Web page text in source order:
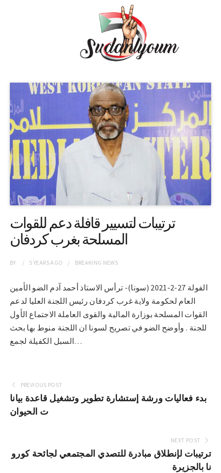
ترتيبات لتسيير قافلة دعم للقوات
المسلحة بغرب كردفان
BY 5 YEARSAGO BREAKING NEWS
الفولة 27-2-2021 (سونا)- ترأس الاستاذ أحمد آدم الضو الأمين
العام لحكومة ولاية غرب كردفان رئيس اللجنة العليا لدعم
القوات المسلحة بوزارة المالية والقوى العاملة الاجتماع الأول
للجنة . وأوضح الضو في تصريح لسونا ان اللجنة منوط بها بحث
السبل الكفيلة لجمع…
PREVIOUS POST
بدء فعاليات ورشة إستشارة تطوير وتشغيل قاعدة بيانا
ت الحيوان
NEXT POST
ترتيبات لإنطلاق مبادرة للتصدي المجتمعي لجائحة كورو
نا بالجزيرة